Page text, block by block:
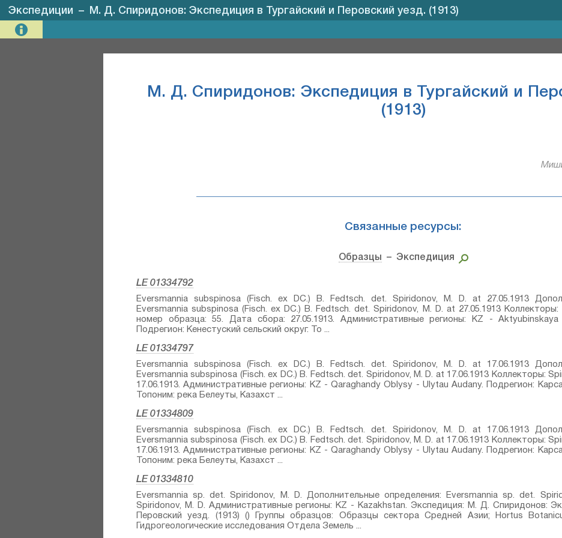
Экспедиции – М. Д. Спиридонов: Экспедиция в Тургайский и Перовский уезд. (1913)
М. Д. Спиридонов: Экспедиция в Тургайский и
(1913)
Связанные ресурсы:
Образцы – Экспедиция
LE 01334792
Eversmannia subspinosa (Fisch. ex DC.) B. Fedtsch.⁣ det. Spiridonov, M. D. at 27.05.1913
Eversmannia subspinosa (Fisch. ex DC.) B. Fedtsch.⁣ det. Spiridonov, M. D. at 27.05.1913
номер образца: 55. Дата сбора: 27.05.1913. Административные регионы: KZ -
Подрегион: Кенестуский сельский округ. То ...
LE 01334797
Eversmannia subspinosa (Fisch. ex DC.) B. Fedtsch.⁣ det. Spiridonov, M. D. at 17.06.1913
Eversmannia subspinosa (Fisch. ex DC.) B. Fedtsch.⁣ det. Spiridonov, M. D. at 17.06.1913 Коллекторы:
17.06.1913. Административные регионы: KZ - Qaraghandy Oblysy - Ulytau Audany. Подрегион:
Топоним: река Белеуты, Казахст ...
LE 01334809
Eversmannia subspinosa (Fisch. ex DC.) B. Fedtsch.⁣ det. Spiridonov, M. D. at 17.06.1913
Eversmannia subspinosa (Fisch. ex DC.) B. Fedtsch.⁣ det. Spiridonov, M. D. at 17.06.1913 Коллекторы:
17.06.1913. Административные регионы: KZ - Qaraghandy Oblysy - Ulytau Audany. Подрегион:
Топоним: река Белеуты, Казахст ...
LE 01334810
Eversmannia sp.⁣ det. Spiridonov, M. D. Дополнительные определения: Eversmannia sp.⁣ det.
Spiridonov, M. D. Административные регионы: KZ - Kazakhstan. Экспедиция: М. Д. Спиридонов:
Перовский уезд. (1913) () Группы образцов: Образцы сектора Средней Азии; Hortus
Гидрогеологические исследования Отдела Земель ...